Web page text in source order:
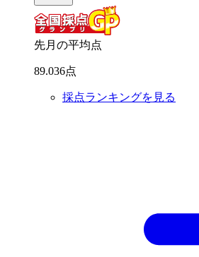
先月の平均点
89.036点
採点ランキングを見る